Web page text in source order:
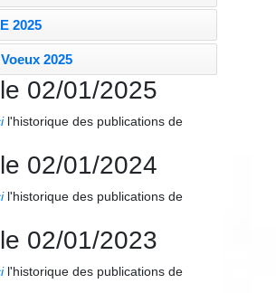
2025
2025
02/01/2025
l'historique des publications de
02/01/2024
l'historique des publications de
02/01/2023
l'historique des publications de